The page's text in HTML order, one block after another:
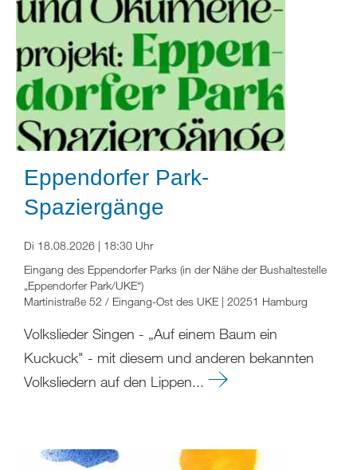
Eppendorfer Park-
Spaziergänge
Di 18.08.2026 | 18:30 Uhr
Eingang des Eppendorfer Parks (in der Nähe der Bushaltestelle
„Eppendorfer Park/UKE“)
Martinistraße 52 / Eingang-Ost des UKE | 20251 Hamburg
Volkslieder Singen - „Auf einem Baum ein
Kuckuck" - mit diesem und anderen bekannten
Volksliedern auf den Lippen...